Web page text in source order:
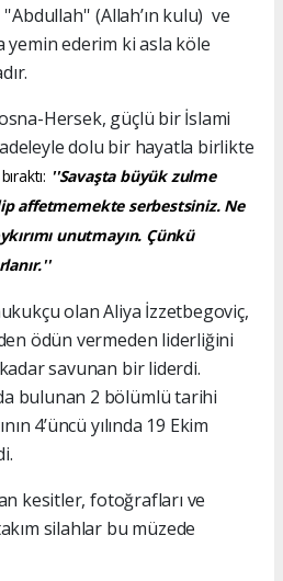
(Allah’ın kulu) ve
yemin ederim ki asla köle
Hersek, güçlü bir İslami
dolu bir hayatla birlikte
''Savaşta büyük zulme
affetmemekte serbestsiniz. Ne
unutmayın. Çünkü
olan Aliya İzzetbegoviç,
ödün vermeden liderliğini
kadar savunan bir liderdi.
bulunan 2 bölümlü tarihi
4’üncü yılında 19 Ekim
kesitler, fotoğrafları ve
silahlar bu müzede